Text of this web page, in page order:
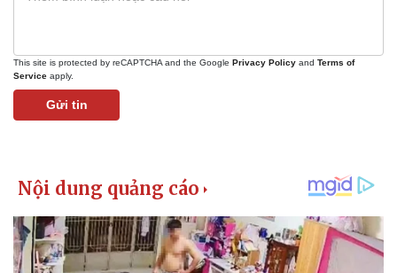
This site is protected by reCAPTCHA and the Google Privacy Policy and Terms of
Service apply.
Gửi tin